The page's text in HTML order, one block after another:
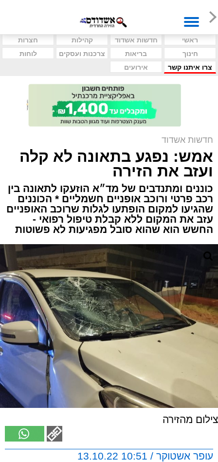
ראשי חדשות אשדוד קהילות
חצרות
חינוך
בריאות צרכנות ועסקים
לוחות
צרו איתנו קשר
אירועים
חדשות אשדוד
אמש: נפגע בתאונה לא קלה
ועזב את הזירה
כוננים ומתנדבים של מד״א הוזעקו לתאונה בין
רכב פרטי ורוכב אופניים חשמליים * הכוננים
שהגיעו למקום הופתעו לגלות שרוכב האופניים
עזב את המקום ללא קבלת טיפול רפואי -
החשש הוא שהוא סובל מפגיעות לא פשוטות
צילום מהזירה
עופר אשטוקר / 10:51 13.10.22